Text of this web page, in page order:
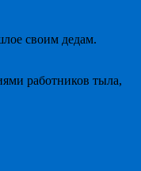
своим дедам.
работников тыла,